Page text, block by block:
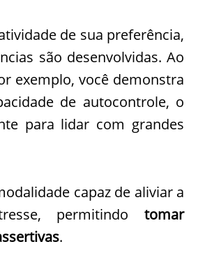
de sua preferência,
são desenvolvidas. Ao
exemplo, você demonstra
de autocontrole, o
para lidar com grandes
capaz de aliviar a
permitindo tomar
.